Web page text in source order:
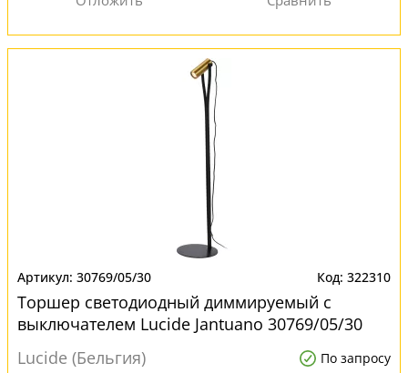
30769/05/30 322310
Торшер светодиодный диммируемый с
выключателем Lucide Jantuano 30769/05/30
для офиса
Lucide (Бельгия) По запросу